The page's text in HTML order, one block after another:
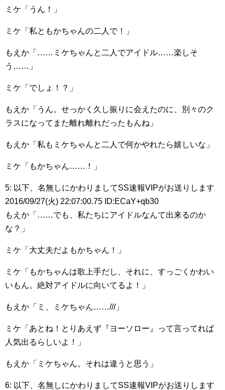
ミケ「うん！」
ミケ「私ともかちゃんの二人で！」
もえか「……ミケちゃんと二人でアイドル……楽しそ
う……」
ミケ「でしょ！？」
もえか「うん。せっかく久し振りに会えたのに、別々のク
ラスになってまた離れ離れだったもんね」
もえか「私もミケちゃんと二人で何かやれたら嬉しいな」
ミケ「もかちゃん……！」
5: 以下、名無しにかわりましてSS速報VIPがお送りします
2016/09/27(火) 22:07:00.75 ID:ECaY+qb30
もえか「……でも、私たちにアイドルなんて出来るのか
な？」
ミケ「大丈夫だよもかちゃん！」
ミケ「もかちゃんは歌上手だし、それに、すっごくかわい
いもん。絶対アイドルに向いてるよ！」
もえか「ミ、ミケちゃん……///」
ミケ「あとね！とりあえず『ヨーソロー』って言ってれば
人気出るらしいよ！」
もえか「ミケちゃん。それは違うと思う」
6: 以下、名無しにかわりましてSS速報VIPがお送りします